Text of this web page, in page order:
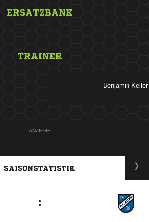
ERSATZBANK
TRAINER
 
ANZEIGE
SAISONSTATISTIK
: